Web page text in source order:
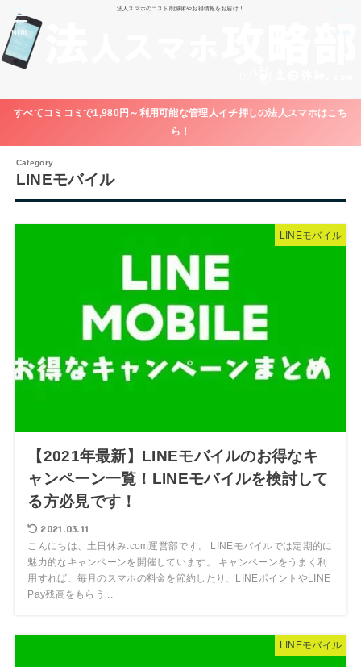
法人スマホのコスト削減術やお得情報をお届け！
MENU
すべてコミコミで1,980円～利用可能な管理人イチ押しの法人スマホはこち
ら！
LINEモバイル
LINEモバイル
【2021年最新】LINEモバイルのお得なキ
ャンペーン一覧！LINEモバイルを検討して
る方必見です！
2021.03.11
こんにちは、土日休み.com運営部です。 LINEモバイルでは定期的に
魅力的なキャンペーンを開催しています。 キャンペーンをうまく利
用すれば、毎月のスマホの料金を節約したり、LINEポイントやLINE
Pay残高をもらう...
LINEモバイル